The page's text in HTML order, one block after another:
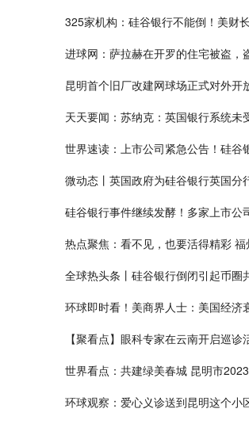
325家机构：硅谷银行不能倒！美财
进球网：萨拉赫在开罗的住宅被盗，
昆明首个旧厂改建网球场正式对外开
天天要闻：苏纳克：英国银行系统未
世界速读：上市公司紧急公告！硅
微动态丨英国政府为硅谷银行英国
硅谷银行事件继续发酵！多家上市公
热点聚焦：看不见，也要活得精彩
全球热头条丨硅谷银行倒闭引起币圈
环球即时看！美商界人士：美国经济
【聚看点】眼科专家在云南开启巡
世界看点：共建绿美春城 昆明市
环球观察：爱心义诊送到昆明这个小